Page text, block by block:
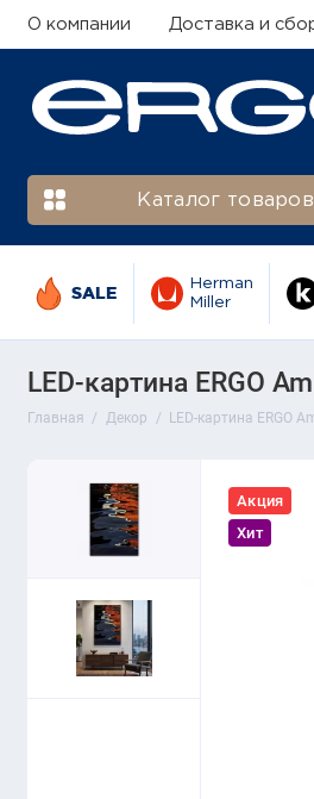
О компании Доставка и
Каталог товаров
SALE
Herman
Miller
LED-картина ERGO
Главная Декор LED-картина ERGO
Акция
Хит